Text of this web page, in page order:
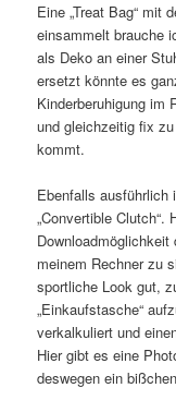
Eine „Treat Bag“ mit
einsammelt brauche
als Deko an einer
ersetzt könnte es
Kinderberuhigung im
und gleichzeitig fix
kommt.
Ebenfalls ausführlich
„Convertible
meinem Rechner zu
sportliche Look gut,
„Einkaufstasche“
verkalkuliert und
Hier gibt es eine
deswegen ein